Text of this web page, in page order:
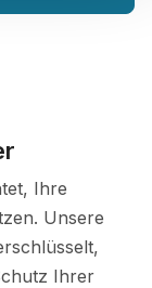
Ihre
Unsere
Ihrer